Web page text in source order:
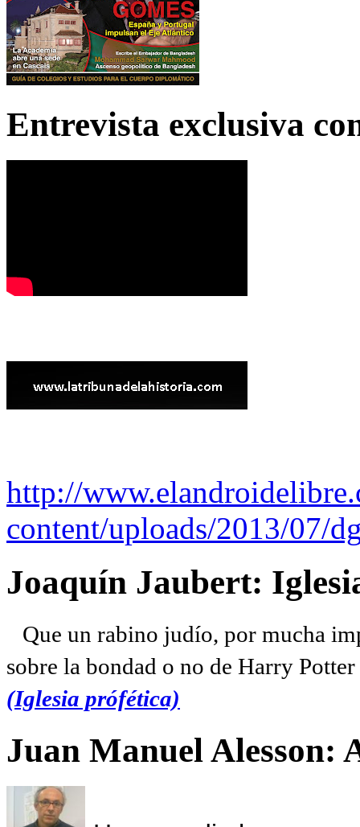
Entrevista exclusiva
http://
content/uploads/2013/07/
Joaquín Jaubert:
Que un rabino judío, por mucha
sobre la bondad o no de Harry
(Iglesia prófética)
Juan Manuel Alesson: